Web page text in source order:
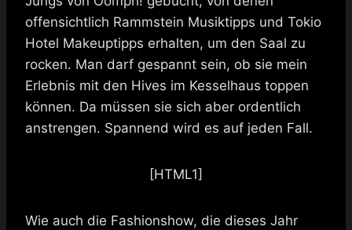
offensichtlich Rammstein Musiktipps und Tokio
Hotel Makeuptipps erhalten, um den Saal zu
rocken. Man darf gespannt sein, ob sie mein
Erlebnis mit den Hives im Kesselhaus toppen
können. Da müssen sie sich aber ordentlich
anstrengen. Spannend wird es auf jeden Fall.
[HTML1]
Wie auch die Fashionshow, die dieses Jahr